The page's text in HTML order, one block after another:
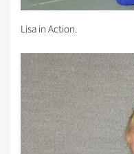
Lisa in Action.